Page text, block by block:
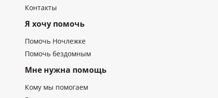
Контакты
Я хочу помочь
Помочь Ночлежке
Помочь бездомным
Мне нужна помощь
Кому мы помогаем